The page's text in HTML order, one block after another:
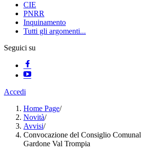
CIE
PNRR
Inquinamento
Tutti gli argomenti...
Seguici su
Accedi
Home Page/
Novità/
Avvisi/
Convocazione del Consiglio
Gardone Val Trompia